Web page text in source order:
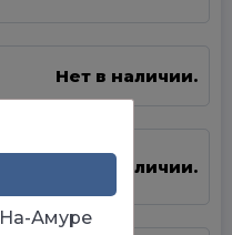
Нет в наличии.
Нет в наличии.
Амуре